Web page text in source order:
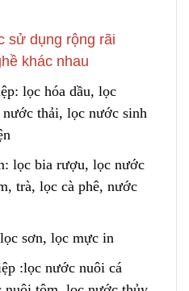
sử dụng rộng rãi
khác nhau
lọc hóa dầu, lọc
thải, lọc nước sinh
lọc bia rượu, lọc nước
trà, lọc cà phê, nước
sơn, lọc mực in
:lọc nước nuôi cá